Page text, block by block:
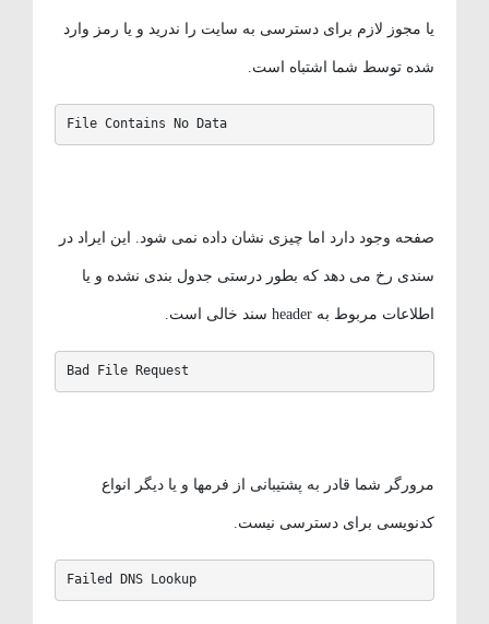
یا مجوز لازم برای دسترسی به سایت را ندرید و یا رمز وارد
شده توسط شما اشتباه است.
File Contains No Data
صفحه وجود دارد اما چیزی نشان داده نمی شود. این ایراد در
سندی رخ می دهد که بطور درستی جدول بندی نشده و یا
اطلاعات مربوط به header سند خالی است.
Bad File Request
مرورگر شما قادر به پشتیبانی از فرمها و یا دیگر انواع
کدنویسی برای دسترسی نیست.
Failed DNS Lookup